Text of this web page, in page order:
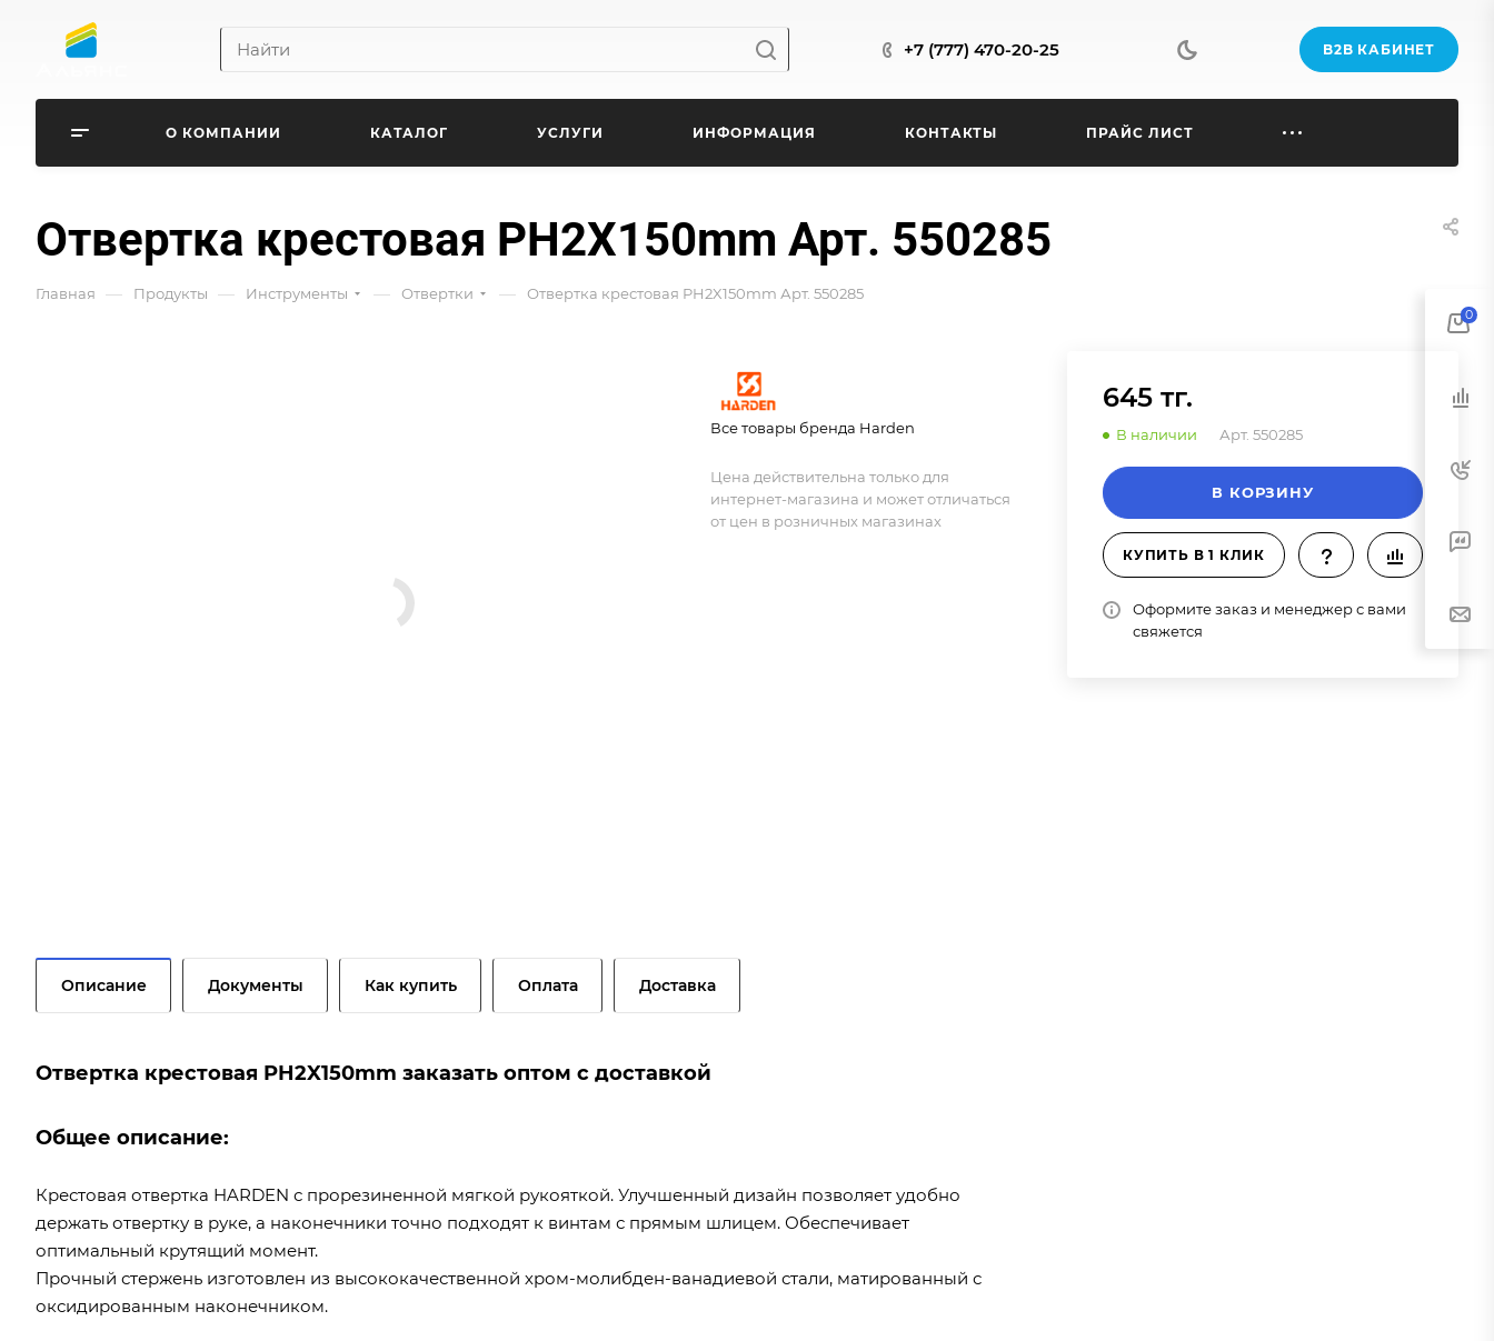
+7 (777) 470-20-25 B2B КАБИНЕТ
О КОМПАНИИ КАТАЛОГ УСЛУГИ ИНФОРМАЦИЯ КОНТАКТЫ ПРАЙС ЛИСТ
Отвертка крестовая PH2X150mm Арт. 550285
Главная — Продукты — Инструменты — Отвертки — Отвертка крестовая PH2X150mm Арт. 550285
645 тг.
В наличии Арт. 550285
В КОРЗИНУ
КУПИТЬ В 1 КЛИК
Оформите заказ и менеджер с вами
свяжется
Все товары бренда Harden
Цена действительна только для
интернет-магазина и может отличаться
от цен в розничных магазинах
Описание Документы Как купить Оплата Доставка
Отвертка крестовая PH2X150mm заказать оптом с доставкой
Общее описание:
Крестовая отвертка HARDEN с прорезиненной мягкой рукояткой. Улучшенный дизайн позволяет удобно
держать отвертку в руке, а наконечники точно подходят к винтам с прямым шлицем. Обеспечивает
оптимальный крутящий момент.
Прочный стержень изготовлен из высококачественной хром-молибден-ванадиевой стали, матированный с
оксидированным наконечником.
0